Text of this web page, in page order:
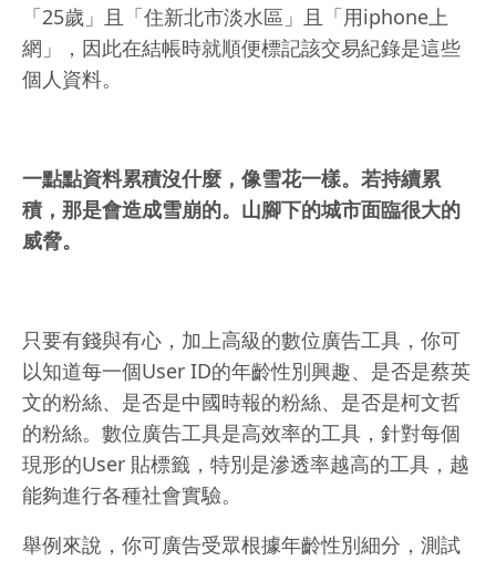
「25歲」且「住新北市淡水區」且「用iphone上
網」，因此在結帳時就順便標記該交易紀錄是這些
個人資料。
一點點資料累積沒什麼，像雪花一樣。若持續累
積，那是會造成雪崩的。山腳下的城市面臨很大的
威脅。
只要有錢與有心，加上高級的數位廣告工具，你可
以知道每一個User ID的年齡性別興趣、是否是蔡英
文的粉絲、是否是中國時報的粉絲、是否是柯文哲
的粉絲。數位廣告工具是高效率的工具，針對每個
現形的User 貼標籤，特別是滲透率越高的工具，越
能夠進行各種社會實驗。
舉例來說，你可廣告受眾根據年齡性別細分，測試